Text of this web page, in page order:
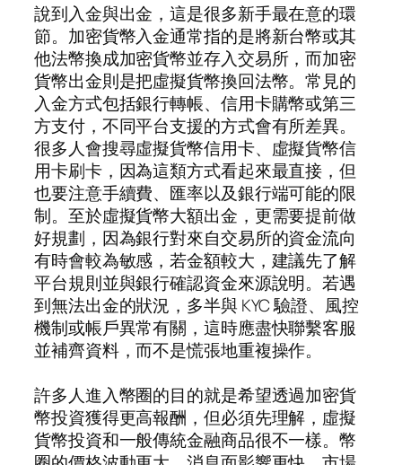
說到入金與出金，這是很多新手最在意的環
節。加密貨幣入金通常指的是將新台幣或其
他法幣換成加密貨幣並存入交易所，而加密
貨幣出金則是把虛擬貨幣換回法幣。常見的
入金方式包括銀行轉帳、信用卡購幣或第三
方支付，不同平台支援的方式會有所差異。
很多人會搜尋虛擬貨幣信用卡、虛擬貨幣信
用卡刷卡，因為這類方式看起來最直接，但
也要注意手續費、匯率以及銀行端可能的限
制。至於虛擬貨幣大額出金，更需要提前做
好規劃，因為銀行對來自交易所的資金流向
有時會較為敏感，若金額較大，建議先了解
平台規則並與銀行確認資金來源說明。若遇
到無法出金的狀況，多半與 KYC 驗證、風控
機制或帳戶異常有關，這時應盡快聯繫客服
並補齊資料，而不是慌張地重複操作。
許多人進入幣圈的目的就是希望透過加密貨
幣投資獲得更高報酬，但必須先理解，虛擬
貨幣投資和一般傳統金融商品很不一樣。幣